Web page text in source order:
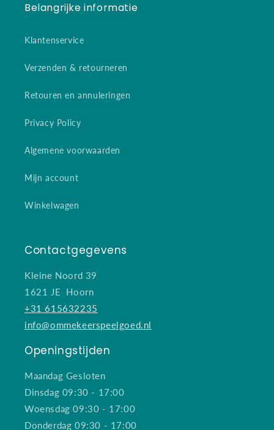
Belangrijke informatie
Klantenservice
Verzenden & retourneren
Retouren en annuleringen
Privacy Policy
Algemene voorwaarden
Mijn account
Winkelwagen
Contactgegevens
Kleine Noord 39
1621 JE Hoorn
+31 615632235
info@ommekeerspeelgoed.nl
Openingstijden
Maandag Gesloten
Dinsdag 09:30 - 17:00
Woensdag 09:30 - 17:00
Donderdag 09:30 - 17:00